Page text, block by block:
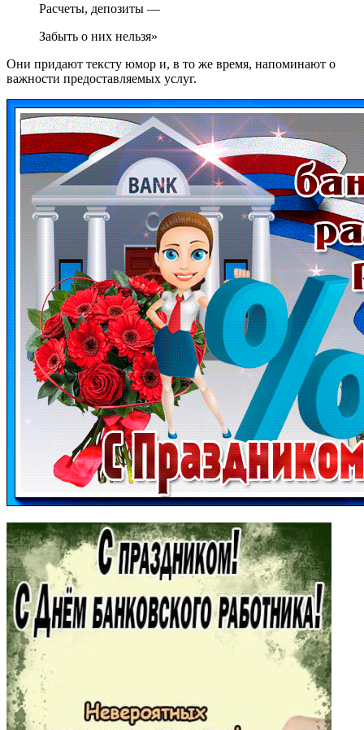
Расчеты, депозиты —
Забыть о них нельзя»
Они придают тексту юмор и, в то же время, напоминают о
важности предоставляемых услуг.